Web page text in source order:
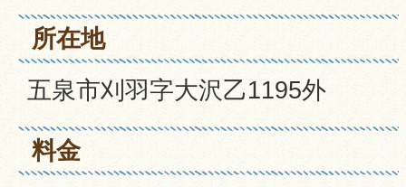
所在地
五泉市刈羽字大沢乙1195外
料金